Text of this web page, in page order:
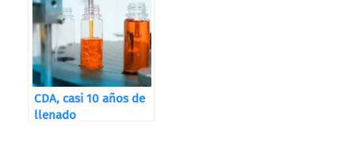
CDA, casi 10 años de
llenado